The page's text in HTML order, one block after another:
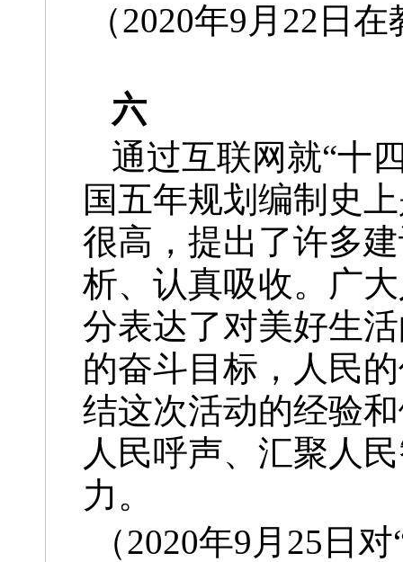
（2020年9月22日
六
通过互联网就“十
国五年规划编制史
很高，提出了许多
析、认真吸收。广
分表达了对美好生
的奋斗目标，人民
结这次活动的经验
人民呼声、汇聚人
力。
（2020年9月25日